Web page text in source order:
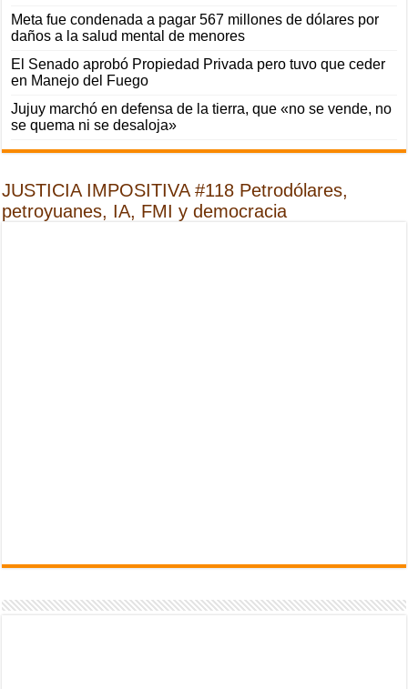
Meta fue condenada a pagar 567 millones de dólares por
daños a la salud mental de menores
El Senado aprobó Propiedad Privada pero tuvo que ceder
en Manejo del Fuego
Jujuy marchó en defensa de la tierra, que «no se vende, no
se quema ni se desaloja»
JUSTICIA IMPOSITIVA #118 Petrodólares,
petroyuanes, IA, FMI y democracia